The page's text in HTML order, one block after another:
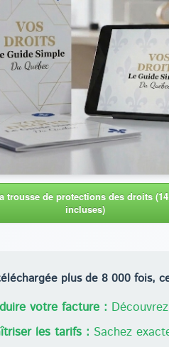
trousse de protections des droits
incluses)
plus de 8 000 fois,
votre facture :
les tarifs : Sachez